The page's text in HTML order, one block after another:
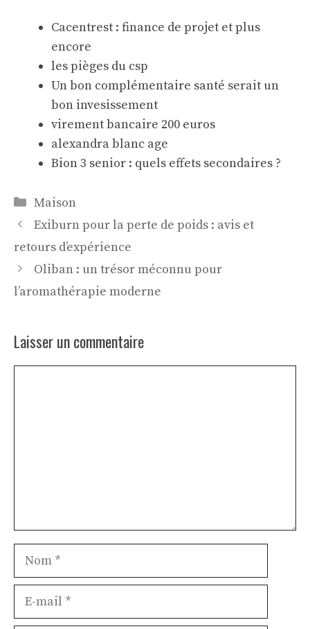
Cacentrest : finance de projet et plus
encore
les pièges du csp
Un bon complémentaire santé serait un
bon invesissement
virement bancaire 200 euros
alexandra blanc age
Bion 3 senior : quels effets secondaires ?
Catégories
Maison
Exiburn pour la perte de poids : avis et
retours d’expérience
Oliban : un trésor méconnu pour
l’aromathérapie moderne
Laisser un commentaire
Nom